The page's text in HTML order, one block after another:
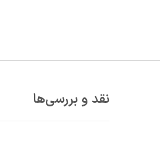
نقد و بررسی‌ها